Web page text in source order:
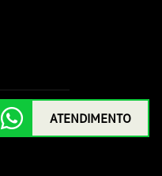
ATENDIMENTO